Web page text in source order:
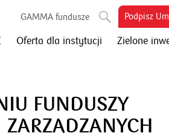
Podpisz
GAMMA funduszeotworzy
w
Oferta dla instytucji Zielone
FUNDUSZY
ZARZĄDZANYCH